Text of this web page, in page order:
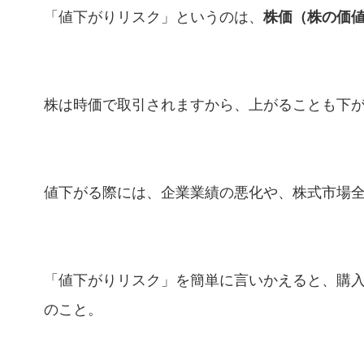
「値下がりリスク」というのは、株価（株の価
株は時価で取引されますから、上がることも下
値下がる際には、企業業績の悪化や、株式市場
「値下がりリスク」を簡単に言いかえると、
のこと。